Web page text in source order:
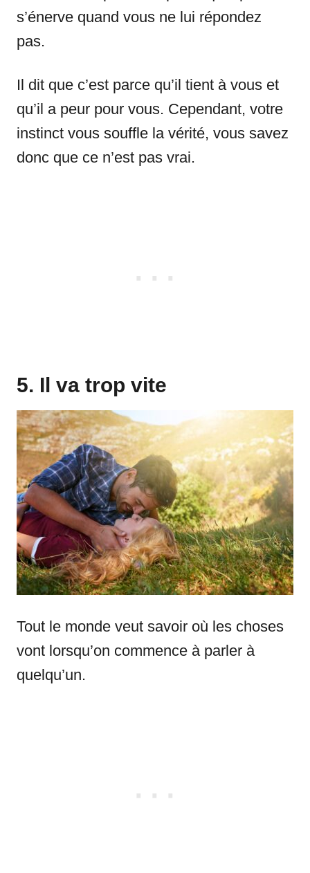
s’énerve quand vous ne lui répondez
pas.
Il dit que c’est parce qu’il tient à vous et
qu’il a peur pour vous. Cependant, votre
instinct vous souffle la vérité, vous savez
donc que ce n’est pas vrai.
5. Il va trop vite
Tout le monde veut savoir où les choses
vont lorsqu’on commence à parler à
quelqu’un.